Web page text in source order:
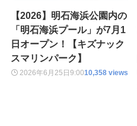
【2026】明石海浜公園内の
「明石海浜プール」が7月1
日オープン！【キズナック
スマリンパーク】
2026年6月25日 9:0010,358 views